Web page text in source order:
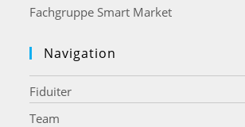
in
Fachgruppe Smart MarketOpens
Navigation
Fiduiter
Team